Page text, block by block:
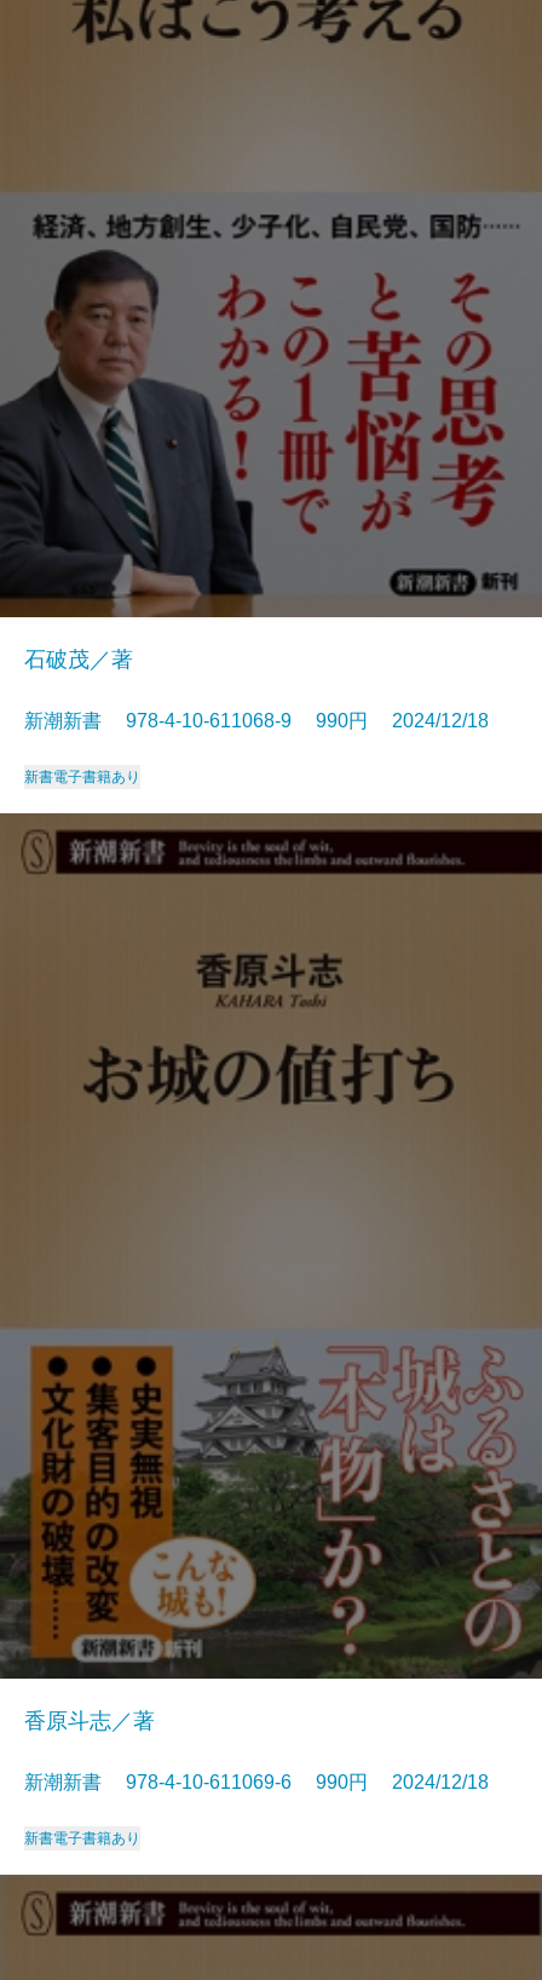
石破茂／著
新潮新書 978-4-10-611068-9 990円 2024/12/18
新書電子書籍あり
香原斗志／著
新潮新書 978-4-10-611069-6 990円 2024/12/18
新書電子書籍あり